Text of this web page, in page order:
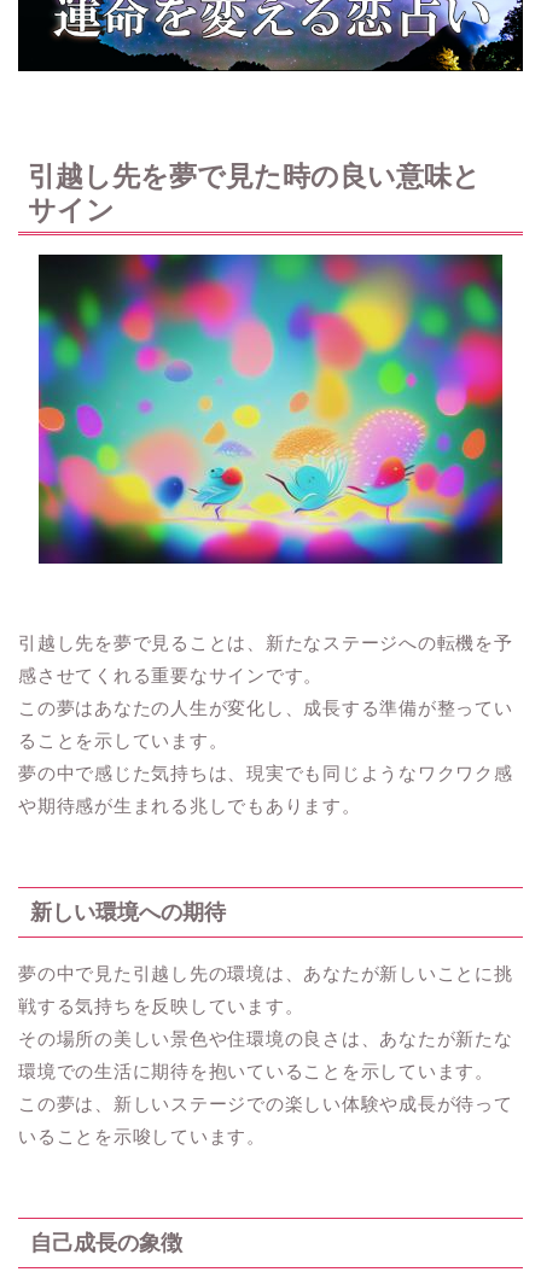
引越し先を夢で見た時の良い意味と
サイン
引越し先を夢で見ることは、新たなステージへの転機を予
感させてくれる重要なサインです。
この夢はあなたの人生が変化し、成長する準備が整ってい
ることを示しています。
夢の中で感じた気持ちは、現実でも同じようなワクワク感
や期待感が生まれる兆しでもあります。
新しい環境への期待
夢の中で見た引越し先の環境は、あなたが新しいことに挑
戦する気持ちを反映しています。
その場所の美しい景色や住環境の良さは、あなたが新たな
環境での生活に期待を抱いていることを示しています。
この夢は、新しいステージでの楽しい体験や成長が待って
いることを示唆しています。
自己成長の象徴